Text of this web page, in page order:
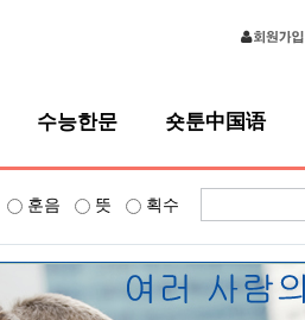
수능한문 숏툰中国语
훈음 뜻 획수